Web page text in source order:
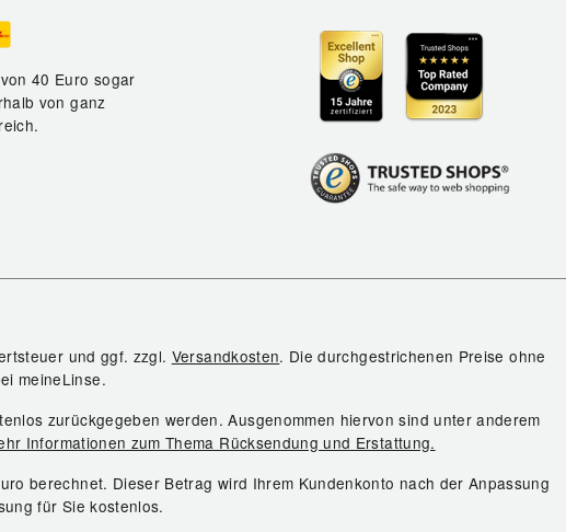
40 Euro sogar
von ganz
und ggf. zzgl. Versandkosten. Die durchgestrichenen Preise ohne
meineLinse.
zurückgegeben werden. Ausgenommen hiervon sind unter anderem
Informationen zum Thema Rücksendung und Erstattung.
berechnet. Dieser Betrag wird Ihrem Kundenkonto nach der Anpassung
für Sie kostenlos.